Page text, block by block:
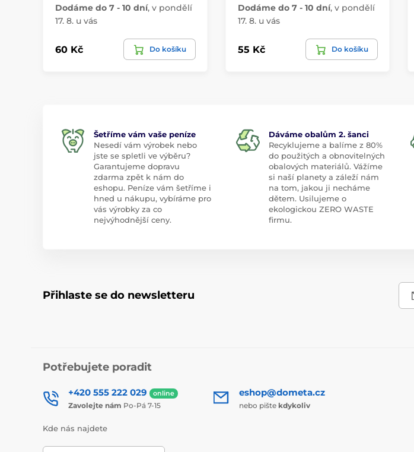
Dodáme do 7 - 10 dní, v pondělí
17. 8. u vás
60 Kč Do košíku
Dodáme do 7 - 10 dní, v pondělí
17. 8. u vás
55 Kč Do košíku
Šetříme vám vaše peníze
Nesedí vám výrobek nebo
jste se spletli ve výběru?
Garantujeme dopravu
zdarma zpět k nám do
eshopu. Peníze vám šetříme i
hned u nákupu, vybíráme pro
vás výrobky za co
nejvýhodnější ceny.
Dáváme obalům 2. šanci
Recyklujeme a balíme z 80%
do použitých a obnovitelných
obalových materiálů. Vážíme
si naší planety a záleží nám
na tom, jakou ji necháme
dětem. Usilujeme o
ekologickou ZERO WASTE
firmu.
Přihlaste se do newsletteru
Potřebujete poradit
+420 555 222 029 online
Zavolejte nám Po-Pá 7-15
eshop@dometa.cz
nebo pište kdykoliv
Kde nás najdete